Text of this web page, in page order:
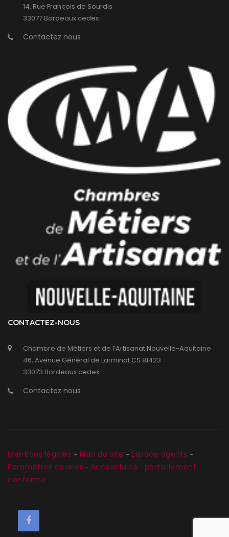
14, Rue François de Sourdis
33077 Bordeaux cedex
Contactez nous
CONTACTEZ-NOUS
Chambre de Métiers et de l’Artisanat Nouvelle-Aquitaine
46, Avenue Général de Larminat CS 81423
33073 Bordeaux cedex
Contactez nous
Mentions légales - Plan du site - Espace agents -
Paramètres cookies - Accessibilité : partiellement
conforme